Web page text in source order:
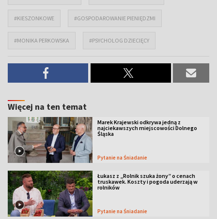
#KIESZONKOWE #GOSPODAROWANIE PIENIĘDZMI
#MONIKA PERKOWSKA #PSYCHOLOG DZIECIĘCY
Więcej na ten temat
Marek Krajewski odkrywa jedną z
najciekawszych miejscowości Dolnego
Śląska
Pytanie na Śniadanie
Łukasz z „Rolnik szuka żony” o cenach
truskawek. Koszty i pogoda uderzają w
rolników
Pytanie na Śniadanie